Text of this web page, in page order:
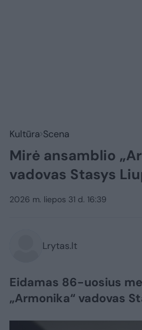
Kultūra Scena
Mirė ansamblio
vadovas Stasys
2026 m. liepos 31 d. 16:39
Lrytas.lt
Eidamas 86-uosius
„Armonika“ vadovas